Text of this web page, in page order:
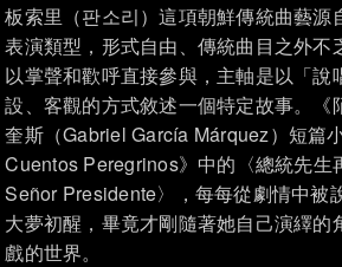
板索里（판소리）這項朝鮮傳統曲藝源
表演類型，形式自由、傳統曲目之外不
以掌聲和歡呼直接參與，主軸是以「說
設、客觀的方式敘述一個特定故事。《
奎斯（Gabriel García Márquez）短篇
Cuentos Peregrinos》中的〈總統先生
Señor Presidente〉，每每從劇情中被
大夢初醒，畢竟才剛隨著她自己演繹的
戲的世界。